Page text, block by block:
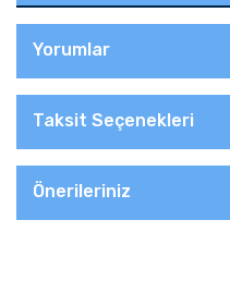
Yorumlar
Taksit Seçenekleri
Önerileriniz